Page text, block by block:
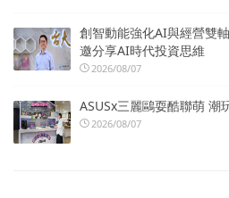
創智動能強化AI與經營雙
邀分享AI時代投資思維
2026/08/07
ASUSx三麗鷗耍酷聯萌 潮
2026/08/07